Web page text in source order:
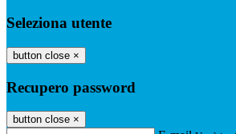
Seleziona utente
button close ×
Recupero password
button close ×